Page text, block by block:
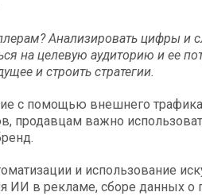
Анализировать цифры и
на целевую аудиторию и ее
и строить стратегии.
с помощью внешнего
продавцам важно
и использование
ИИ в рекламе, сборе данных о